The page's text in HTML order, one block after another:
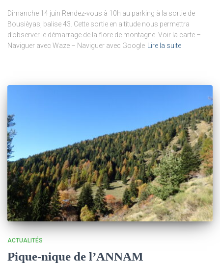
Dimanche 14 juin Rendez-vous à 10h au parking à la sortie de
Bousièyas, balise 43. Cette sortie en altitude nous permettra
d’observer le démarrage de la flore de montagne. Voir la carte –
Naviguer avec Waze – Naviguer avec Google Lire la suite
ACTUALITÉS
Pique-nique de l’ANNAM